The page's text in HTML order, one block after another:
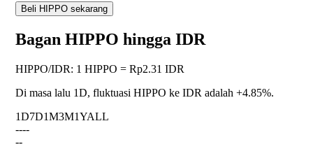
Beli HIPPO sekarang
Bagan HIPPO hingga IDR
HIPPO/IDR: 1 HIPPO = Rp2.31 IDR
Di masa lalu 1D, fluktuasi HIPPO ke IDR adalah +4.85%.
1D7D1M3M1YALL
----
--